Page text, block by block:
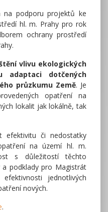
na podporu projektů ke
hl. m. Prahy pro rok
ochrany prostředí
vlivu ekologických
adaptaci dotčených
průzkumu Země. Je
opatření na
lokalit jak lokálně, tak
efektivitu či nedostatky
na území hl. m.
s důležitostí těchto
podklady pro Magistrát
jednotlivých
nových.
.